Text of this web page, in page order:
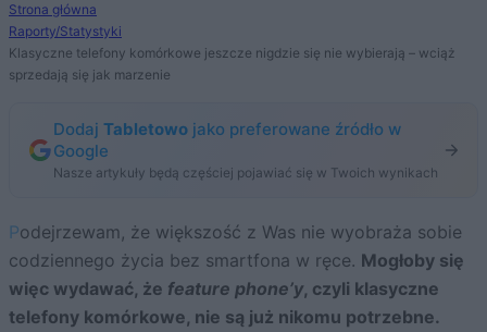
Strona główna
Raporty/Statystyki
Klasyczne telefony komórkowe jeszcze nigdzie się nie wybierają – wciąż
sprzedają się jak marzenie
Dodaj Tabletowo jako preferowane źródło w
Google
Nasze artykuły będą częściej pojawiać się w Twoich wynikach
Podejrzewam, że większość z Was nie wyobraża sobie
codziennego życia bez smartfona w ręce. Mogłoby się
więc wydawać, że feature phone’y, czyli klasyczne
telefony komórkowe, nie są już nikomu potrzebne.